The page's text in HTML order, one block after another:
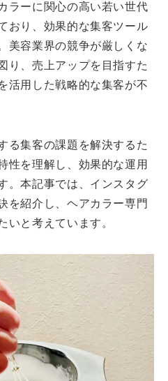
ラーに関心の高い若い世代
おり、効果的な集客ツール
美容業界の競争が厳しくな
り、売上アップを目指すた
活用した戦略的な集客が不
る集客の課題を解決するた
性を理解し、効果的な運用
。本記事では、インスタグ
を紹介し、ヘアカラー専門
いと考えています。